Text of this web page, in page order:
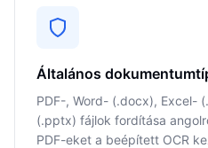
Általános
PDF-, Word- (.docx), Excel-
(.pptx) fájlok fordítása
PDF-eket a beépített OCR